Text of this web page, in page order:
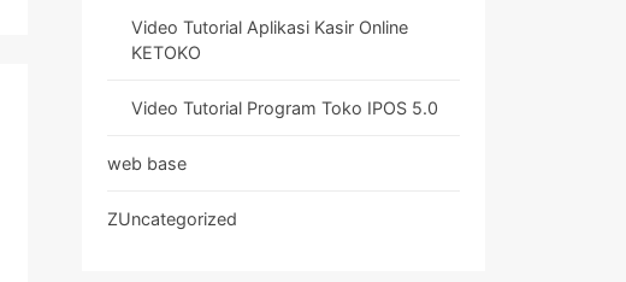
Video Tutorial Aplikasi Kasir Online
KETOKO
Video Tutorial Program Toko IPOS 5.0
web base
ZUncategorized